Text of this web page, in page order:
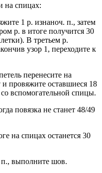
на спицах:
1 р. изнаноч. п., затем
р. в итоге получится 30
В третьем р.
узор 1, переходите к
перенесите на
провяжите оставшиеся 18
вспомогательной спицы.
повязка не станет 48/49
на спицах останется 30
выполните шов.